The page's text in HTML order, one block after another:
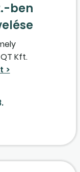
magyar
számla
ben
Kft.
voltak QM
jóvá is írták
a T